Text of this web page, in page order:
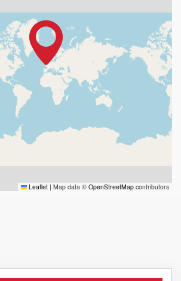
Leaflet | Map data © OpenStreetMap contributors